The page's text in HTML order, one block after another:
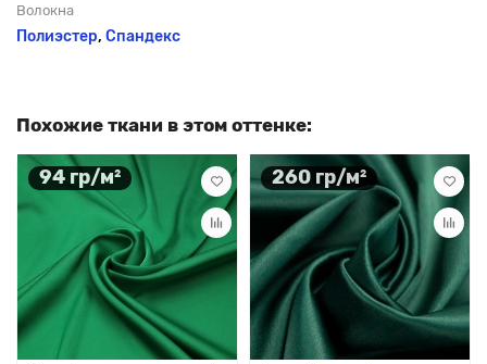
Волокна
Полиэстер, Спандекс
Похожие ткани в этом оттенке:
94 гр/м² 260 гр/м²